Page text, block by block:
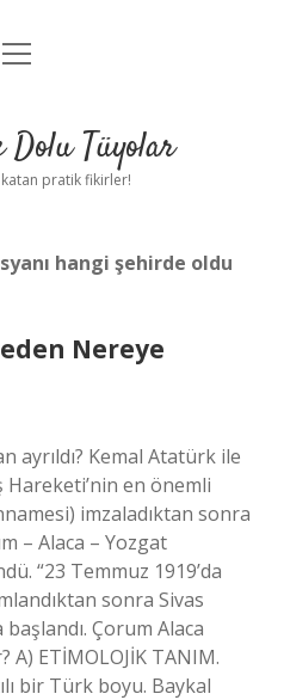
Uyarı
menüyü
Dolu Tüyolar
katan pratik fikirler!
hangi şehirde oldu
Nereye
ayrıldı? Kemal Atatürk ile
en önemli
imzaladıktan sonra
– Alaca – Yozgat
“23 Temmuz 1919’da
sonra Sivas
Çorum Alaca
ETİMOLOJİK TANIM.
bir Türk boyu. Baykal